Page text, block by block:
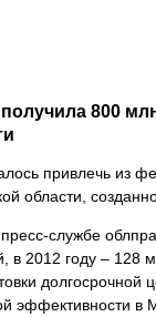
800
привлечь из
области,
службе
в 2012 году – 128
эффективности